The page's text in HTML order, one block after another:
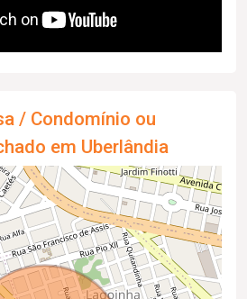
/ Condomínio ou
em Uberlândia